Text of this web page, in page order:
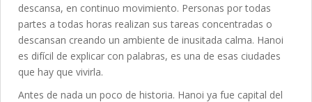
descansa, en continuo movimiento. Personas por todas
partes a todas horas realizan sus tareas concentradas o
descansan creando un ambiente de inusitada calma. Hanoi
es difícil de explicar con palabras, es una de esas ciudades
que hay que vivirla.
Antes de nada un poco de historia. Hanoi ya fue capital del